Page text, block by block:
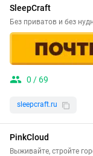
SleepCraft
Без приватов и без
0 / 69
sleepcraft.ru
PinkCloud
Выживайте, стройте